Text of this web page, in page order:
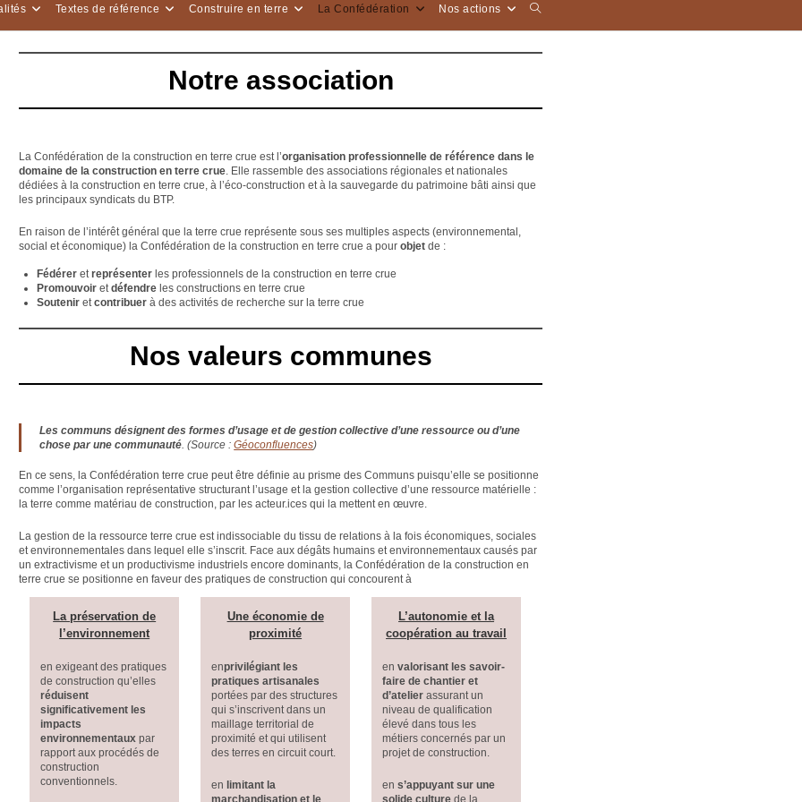
Textes de référence Construire en terre La Confédération Nos actions
Toggle
Notre association
La Confédération de la construction en terre crue est l’organisation professionnelle de référence dans le
domaine de la construction en terre crue. Elle rassemble des associations régionales et nationales
dédiées à la construction en terre crue, à l’éco-construction et à la sauvegarde du patrimoine bâti ainsi que
les principaux syndicats du BTP.
En raison de l’intérêt général que la terre crue représente sous ses multiples aspects (environnemental,
social et économique) la Confédération de la construction en terre crue a pourobjetde :
Fédéreretreprésenter les professionnels de la construction en terre crue
Promouvoiretdéfendre les constructions en terre crue
Souteniretcontribuerà des activités de recherche sur la terre crue
Nos valeurs communes
Les communs désignent des formes d’usage et de gestion collective d’une ressource ou d’une
chose par une communauté. (Source :Géoconfluences)
En ce sens, la Confédération terre crue peut être définie au prisme des Communs puisqu’elle se positionne
comme l’organisation représentative structurant l’usage et la gestion collective d’une ressource matérielle :
la terre comme matériau de construction, par les acteur.ices qui la mettent en œuvre.
La gestion de la ressource terre crue est indissociable du tissu de relations à la fois économiques, sociales
et environnementales dans lequel elle s’inscrit. Face aux dégâts humains et environnementaux causés par
un extractivisme et un productivisme industriels encore dominants, la Confédération de la construction en
terre crue se positionne en faveur des pratiques de construction qui concourent à
La préservation de
l’environnement
en exigeant des pratiques
de construction qu’elles
réduisent
significativement les
impacts
environnementaux par
rapport aux procédés de
construction
conventionnels.
Une économie de
proximité
enprivilégiant les
pratiques artisanales
portées par des structures
qui s’inscrivent dans un
maillage territorial de
proximité et qui utilisent
des terres en circuit court.
en limitant la
marchandisation et le
L’autonomie et la
coopération au travail
envalorisant les savoir-
faire de chantier et
d’atelier assurant un
niveau de qualification
élevé dans tous les
métiers concernés par un
projet de construction.
ens’appuyant sur une
solide culture de la